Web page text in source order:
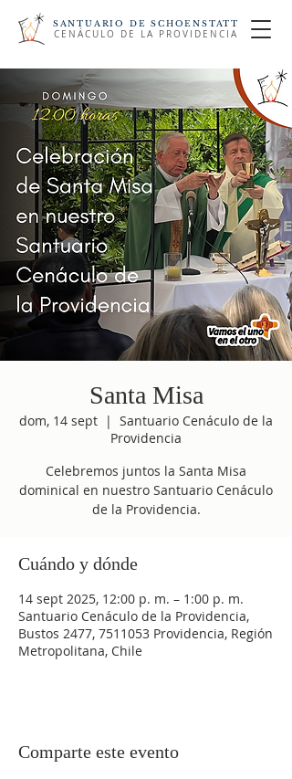
SANTUARIO DE SCHOENSTATT
CENÁCULO DE LA PROVIDENCIA
Santa Misa
dom, 14 sept
  |
Santuario Cenáculo de la
Providencia
Celebremos juntos la Santa Misa
dominical en nuestro Santuario Cenáculo
de la Providencia.
Cuándo y dónde
14 sept 2025, 12:00 p. m. – 1:00 p. m.
Santuario Cenáculo de la Providencia,
Bustos 2477, 7511053 Providencia, Región
Metropolitana, Chile
Comparte este evento